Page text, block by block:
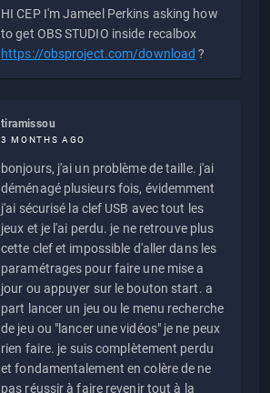
HI CEP I'm Jameel Perkins asking how
to get OBS STUDIO inside recalbox
https://obsproject.com/download ?
tiramissou
3 MONTHS AGO
bonjours, j'ai un problème de taille. j'ai
déménagé plusieurs fois, évidemment
j'ai sécurisé la clef USB avec tout les
jeux et je l'ai perdu. je ne retrouve plus
cette clef et impossible d'aller dans les
paramétrages pour faire une mise a
jour ou appuyer sur le bouton start. a
part lancer un jeu ou le menu recherche
de jeu ou "lancer une vidéos" je ne peux
rien faire. je suis complètement perdu
et fondamentalement en colère de ne
pas réussir à faire revenir tout à la